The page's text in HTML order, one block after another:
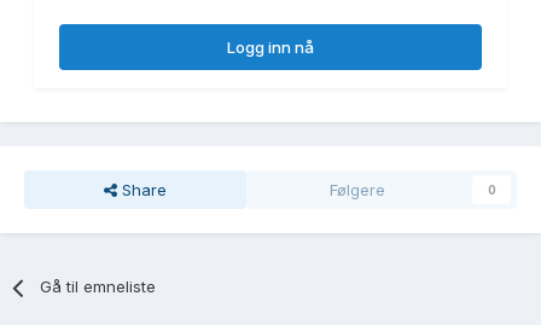
Logg inn nå
Share Følgere 0
Gå til emneliste